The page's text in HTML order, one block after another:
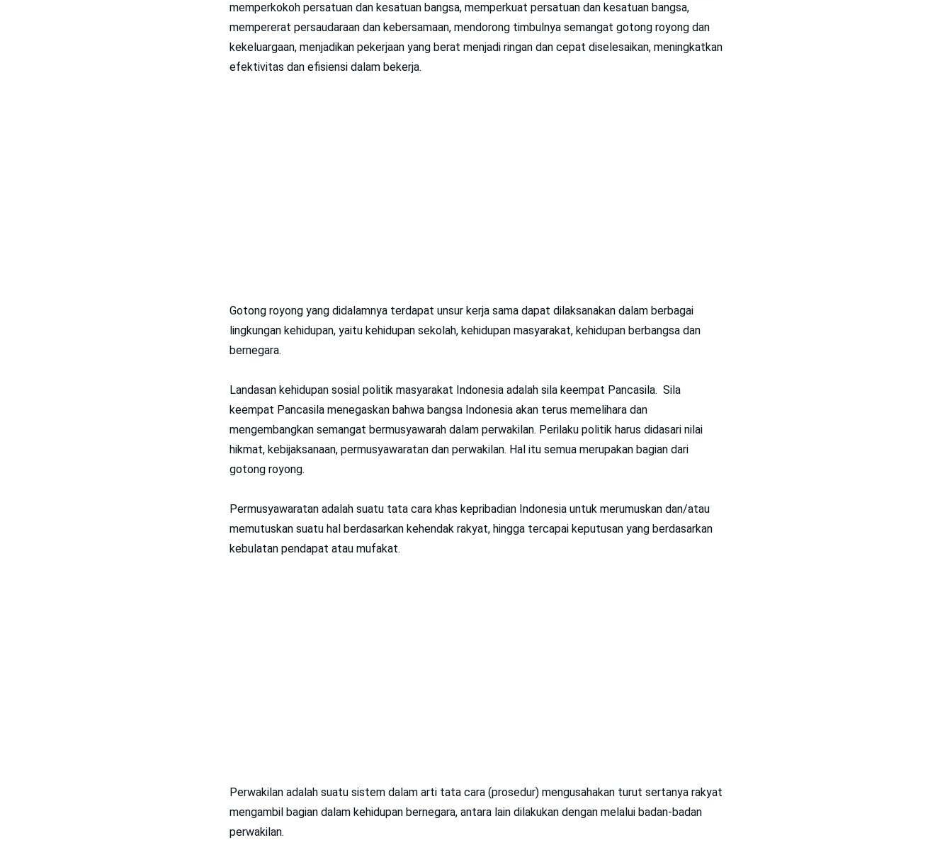
memperkokoh persatuan dan kesatuan bangsa, memperkuat persatuan dan kesatuan bangsa,
mempererat persaudaraan dan kebersamaan, mendorong timbulnya semangat gotong royong dan
kekeluargaan, menjadikan pekerjaan yang berat menjadi ringan dan cepat diselesaikan, meningkatkan
efektivitas dan eﬁsiensi dalam bekerja.
Gotong royong yang didalamnya terdapat unsur kerja sama dapat dilaksanakan dalam berbagai
lingkungan kehidupan, yaitu kehidupan sekolah, kehidupan masyarakat, kehidupan berbangsa dan
bernegara.
Landasan kehidupan sosial politik masyarakat Indonesia adalah sila keempat Pancasila. Sila
keempat Pancasila menegaskan bahwa bangsa Indonesia akan terus memelihara dan
mengembangkan semangat bermusyawarah dalam perwakilan. Perilaku politik harus didasari nilai
hikmat, kebijaksanaan, permusyawaratan dan perwakilan. Hal itu semua merupakan bagian dari
gotong royong.
Permusyawaratan adalah suatu tata cara khas kepribadian Indonesia untuk merumuskan dan/atau
memutuskan suatu hal berdasarkan kehendak rakyat, hingga tercapai keputusan yang berdasarkan
kebulatan pendapat atau mufakat.
Perwakilan adalah suatu sistem dalam arti tata cara (prosedur) mengusahakan turut sertanya rakyat
mengambil bagian dalam kehidupan bernegara, antara lain dilakukan dengan melalui badan-badan
perwakilan.